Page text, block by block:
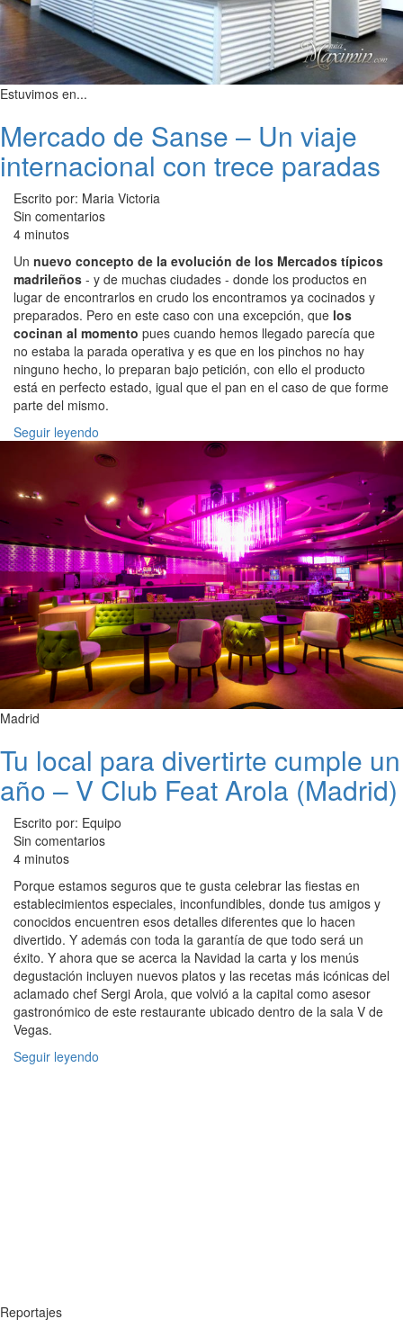
Estuvimos en...
Mercado de Sanse – Un viaje
internacional con trece paradas
Escrito por: Maria Victoria
Sin comentarios
4 minutos
Un nuevo concepto de la evolución de los Mercados típicos
madrileños - y de muchas ciudades - donde los productos en
lugar de encontrarlos en crudo los encontramos ya cocinados y
preparados. Pero en este caso con una excepción, que los
cocinan al momento pues cuando hemos llegado parecía que
no estaba la parada operativa y es que en los pinchos no hay
ninguno hecho, lo preparan bajo petición, con ello el producto
está en perfecto estado, igual que el pan en el caso de que forme
parte del mismo.
Seguir leyendo
Madrid
Tu local para divertirte cumple un
año – V Club Feat Arola (Madrid)
Escrito por: Equipo
Sin comentarios
4 minutos
Porque estamos seguros que te gusta celebrar las fiestas en
establecimientos especiales, inconfundibles, donde tus amigos y
conocidos encuentren esos detalles diferentes que lo hacen
divertido. Y además con toda la garantía de que todo será un
éxito. Y ahora que se acerca la Navidad la carta y los menús
degustación incluyen nuevos platos y las recetas más icónicas del
aclamado chef Sergi Arola, que volvió a la capital como asesor
gastronómico de este restaurante ubicado dentro de la sala V de
Vegas.
Seguir leyendo
Reportajes